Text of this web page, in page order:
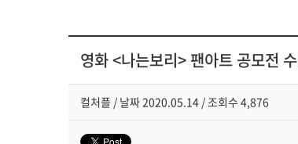
영화 <나는보리> 팬아트 공모전
컬처플 / 날짜2020.05.14 /조회수 4,876